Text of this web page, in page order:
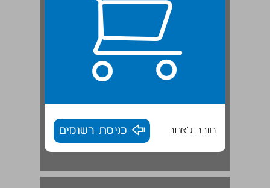
חזרה לאתר כניסת רשומים
א. תאוריה של ספק קיום ... 30